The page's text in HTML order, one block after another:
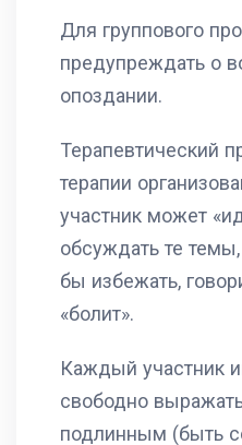
Для группового
предупреждать о
опоздании.
Терапевтический
терапии
участник может
обсуждать те
бы избежать,
«болит».
Каждый участник
свободно
подлинным (быть